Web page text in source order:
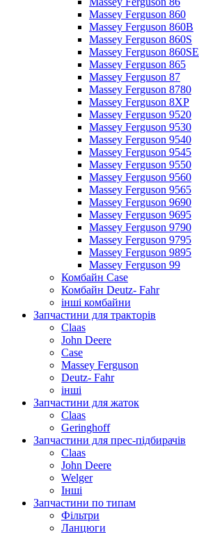
Massey Ferguson 860
Massey Ferguson 860B
Massey Ferguson 860S
Massey Ferguson 860SE
Massey Ferguson 865
Massey Ferguson 87
Massey Ferguson 8780
Massey Ferguson 8XP
Massey Ferguson 9520
Massey Ferguson 9530
Massey Ferguson 9540
Massey Ferguson 9545
Massey Ferguson 9550
Massey Ferguson 9560
Massey Ferguson 9565
Massey Ferguson 9690
Massey Ferguson 9695
Massey Ferguson 9790
Massey Ferguson 9795
Massey Ferguson 9895
Massey Ferguson 99
Комбайн Case
Комбайн Deutz- Fahr
інші комбайни
Запчастини для тракторів
Claas
John Deere
Case
Massey Ferguson
Deutz- Fahr
інші
Запчастини для жаток
Claas
Geringhoff
Запчастини для прес-підбирачів
Claas
John Deere
Welger
Інші
Запчастини по типам
Фільтри
Ланцюги